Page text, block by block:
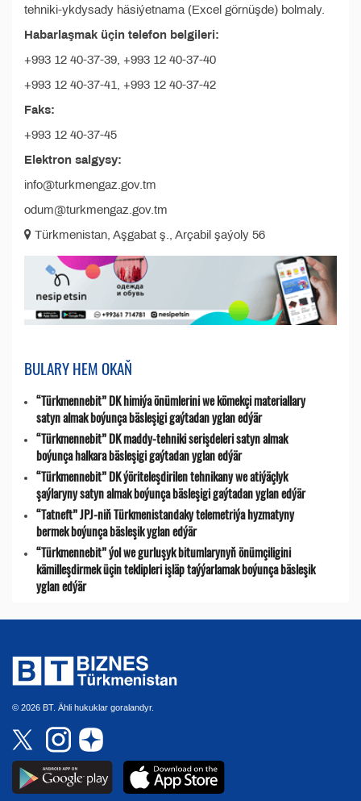
tehniki-ykdysady häsiýetnama (Excel görnüşde) bolmaly.
Habarlaşmak üçin telefon belgileri:
+993 12 40-37-39, +993 12 40-37-40
+993 12 40-37-41, +993 12 40-37-42
Faks:
+993 12 40-37-45
Elektron salgysy:
info@turkmengaz.gov.tm
odum@turkmengaz.gov.tm
Türkmenistan, Aşgabat ş., Arçabil şaýoly 56
BULARY HEM OKAŇ
“Türkmennebit” DK himiýa önümlerini we kömekçi materiallary
satyn almak boýunça bäsleşigi gaýtadan yglan edýär
“Türkmennebit” DK maddy-tehniki serişdeleri satyn almak
boýunça halkara bäsleşigi gaýtadan yglan edýär
“Türkmennebit” DK ýöriteleşdirilen tehnikany we atiýäçlyk
şaýlaryny satyn almak boýunça bäsleşigi gaýtadan yglan edýär
“Tatneft” JPJ-niň Türkmenistandaky telemetriýa hyzmatyny
bermek boýunça bäsleşik yglan edýär
“Türkmennebit” ýol we gurluşyk bitumlarynyň önümçiligini
kämilleşdirmek üçin teklipleri işläp taýýarlamak boýunça bäsleşik
yglan edýär
© 2026 BT. Ähli hukuklar goralandyr.